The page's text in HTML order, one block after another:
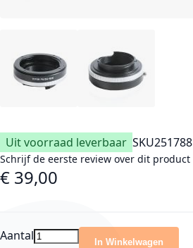
Uit voorraad leverbaar SKU251788
Schrijf de eerste review over dit product
€ 39,00
Aantal In Winkelwagen